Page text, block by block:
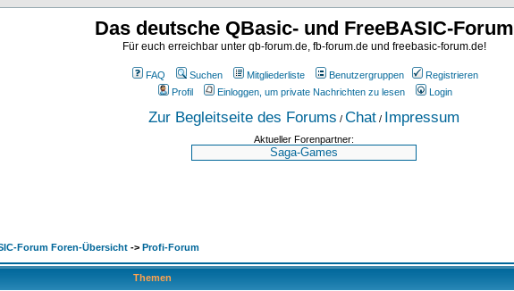
Das deutsche QBasic- und FreeBASIC-Forum
Für euch erreichbar unter qb-forum.de, fb-forum.de und freebasic-forum.de!
FAQ Suchen Mitgliederliste Benutzergruppen
Registrieren
Profil
Einloggen, um private Nachrichten zu lesen Login
Zur Begleitseite des Forums / Chat / Impressum
Aktueller Forenpartner:
Forum Foren-Übersicht -> Profi-Forum
Themen